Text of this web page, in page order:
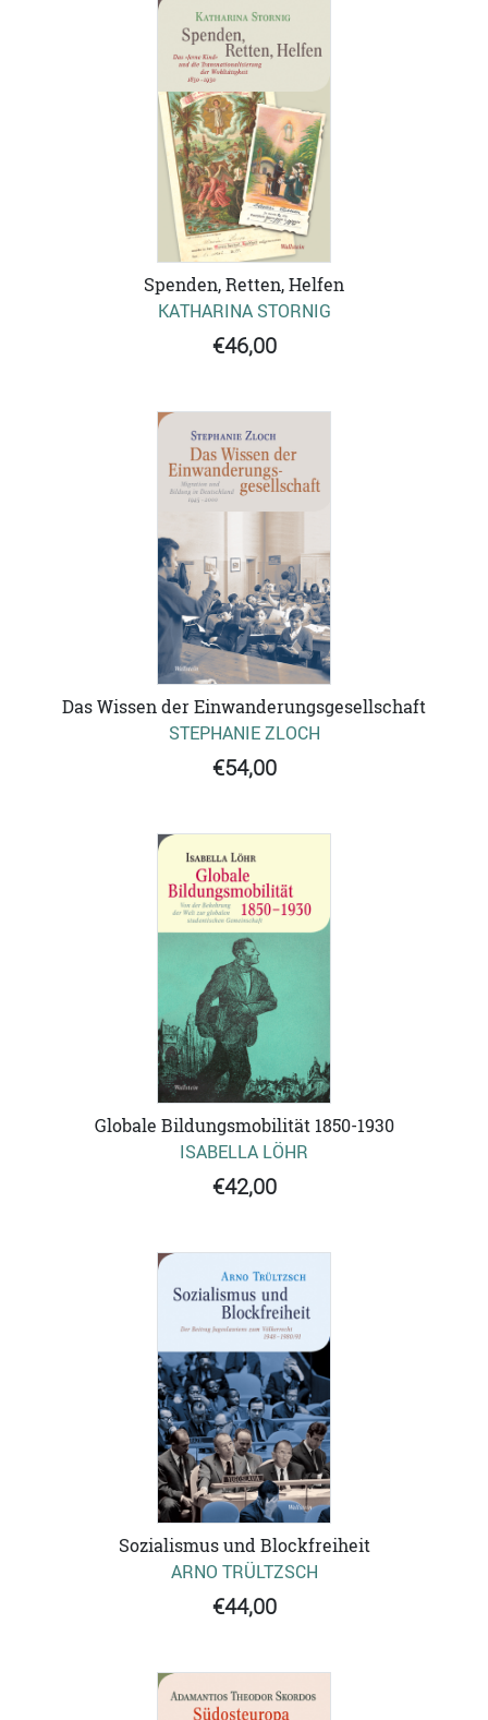
Spenden, Retten, Helfen
KATHARINA STORNIG
€46,00
Das Wissen der Einwanderungsgesellschaft
STEPHANIE ZLOCH
€54,00
Globale Bildungsmobilität 1850-1930
ISABELLA LÖHR
€42,00
Sozialismus und Blockfreiheit
ARNO TRÜLTZSCH
€44,00